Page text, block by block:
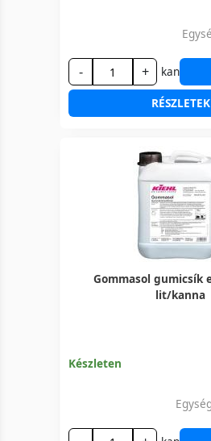
- + kan
RÉSZLETEK
Gommasol gumicsík
lit/kanna
Készleten